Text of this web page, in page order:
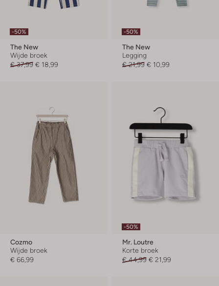
-50%
The New
Wijde broek
€ 37,99 € 18,99
-50%
The New
Legging
€ 21,99 € 10,99
Cozmo
Wijde broek
€ 66,99
-50%
Mr. Loutre
Korte broek
€ 44,99 € 21,99